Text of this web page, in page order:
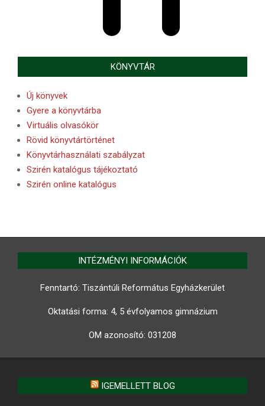
KÖNYVTÁR
Új könyvek
Gyere a könyvtárba
Virtuális olvasókör
Rövid könyvtártörténet
Könyvtárhasználati szabályzat
Szirén katalógus tájékoztató
Szirén online katalógus
INTÉZMÉNYI INFORMÁCIÓK
Fenntartó: Tiszántúli Református Egyházkerület
Oktatási forma: 4, 5 évfolyamos gimnázium
OM azonosító: 031208
IGEMELLETT BLOG